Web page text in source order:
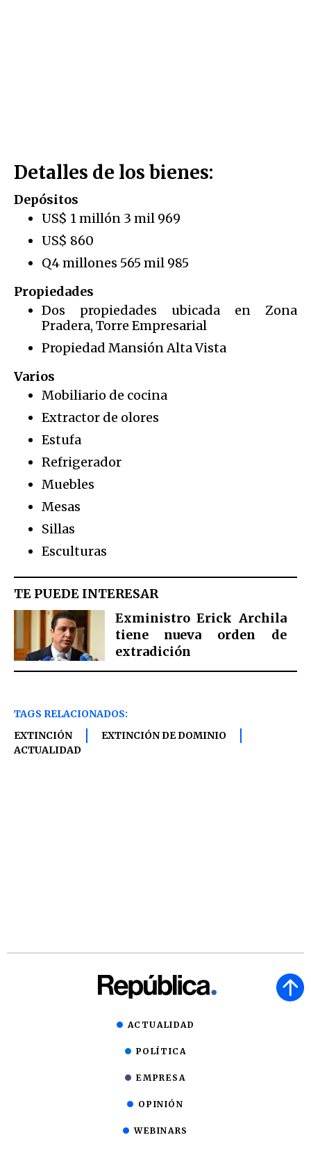
Detalles de los bienes:
Depósitos
US$ 1 millón 3 mil 969
US$ 860
Q4 millones 565 mil 985
Propiedades
Dos propiedades ubicada en Zona
Pradera, Torre Empresarial
Propiedad Mansión Alta Vista
Varios
Mobiliario de cocina
Extractor de olores
Estufa
Refrigerador
Muebles
Mesas
Sillas
Esculturas
TE PUEDE INTERESAR
Exministro Erick Archila
tiene nueva orden de
extradición
TAGS RELACIONADOS:
EXTINCIÓN
EXTINCIÓN DE DOMINIO
ACTUALIDAD
ACTUALIDAD
POLÍTICA
EMPRESA
OPINIÓN
WEBINARS